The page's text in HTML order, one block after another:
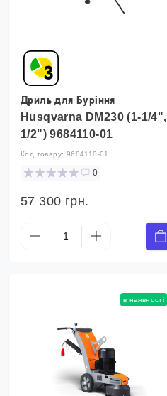
Дриль для Буріння
Husqvarna DM230 (1-1/4",
1/2") 9684110-01
Код товару: 9684110-01
0
57 300 грн.
в наявності